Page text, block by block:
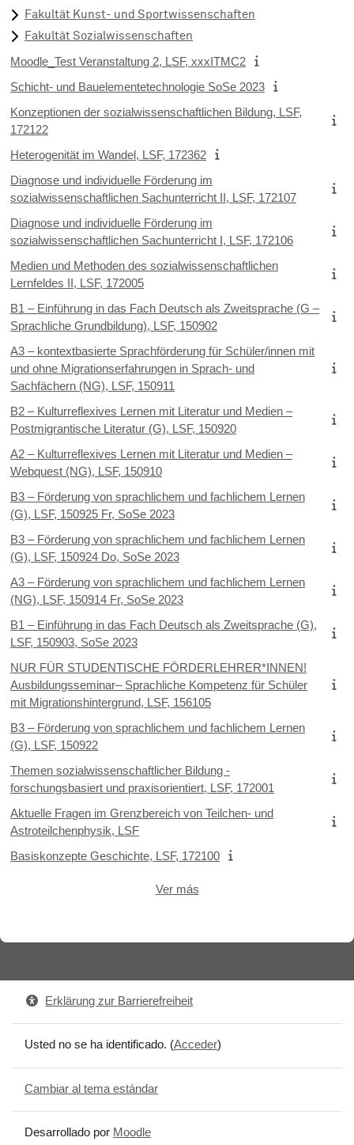
Fakultät Kunst- und Sportwissenschaften
Fakultät Sozialwissenschaften
Moodle_Test Veranstaltung 2, LSF, xxxITMC2
Schicht- und Bauelementetechnologie SoSe 2023
Konzeptionen der sozialwissenschaftlichen Bildung, LSF,
172122
Heterogenität im Wandel, LSF, 172362
Diagnose und individuelle Förderung im
sozialwissenschaftlichen Sachunterricht II, LSF, 172107
Diagnose und individuelle Förderung im
sozialwissenschaftlichen Sachunterricht I, LSF, 172106
Medien und Methoden des sozialwissenschaftlichen
Lernfeldes II, LSF, 172005
B1 – Einführung in das Fach Deutsch als Zweitsprache (G –
Sprachliche Grundbildung), LSF, 150902
A3 – kontextbasierte Sprachförderung für Schüler/innen mit
und ohne Migrationserfahrungen in Sprach- und
Sachfächern (NG), LSF, 150911
B2 – Kulturreflexives Lernen mit Literatur und Medien –
Postmigrantische Literatur (G), LSF, 150920
A2 – Kulturreflexives Lernen mit Literatur und Medien –
Webquest (NG), LSF, 150910
B3 – Förderung von sprachlichem und fachlichem Lernen
(G), LSF, 150925 Fr, SoSe 2023
B3 – Förderung von sprachlichem und fachlichem Lernen
(G), LSF, 150924 Do, SoSe 2023
A3 – Förderung von sprachlichem und fachlichem Lernen
(NG), LSF, 150914 Fr, SoSe 2023
B1 – Einführung in das Fach Deutsch als Zweitsprache (G),
LSF, 150903, SoSe 2023
NUR FÜR STUDENTISCHE FÖRDERLEHRER*INNEN!
Ausbildungsseminar– Sprachliche Kompetenz für Schüler
mit Migrationshintergrund, LSF, 156105
B3 – Förderung von sprachlichem und fachlichem Lernen
(G), LSF, 150922
Themen sozialwissenschaftlicher Bildung -
forschungsbasiert und praxisorientiert, LSF, 172001
Aktuelle Fragen im Grenzbereich von Teilchen- und
Astroteilchenphysik, LSF
Basiskonzepte Geschichte, LSF, 172100
Ver más
Erklärung zur Barrierefreiheit
Usted no se ha identificado. (Acceder)
Cambiar al tema estándar
Desarrollado por Moodle